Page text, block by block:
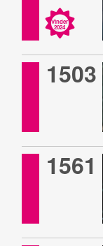
Vinder
2024
1503
1561